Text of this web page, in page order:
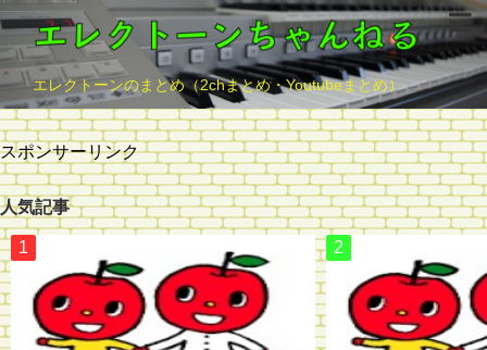
エレクトーンのまとめ（2chまとめ・Youtubeまとめ）
スポンサーリンク
人気記事